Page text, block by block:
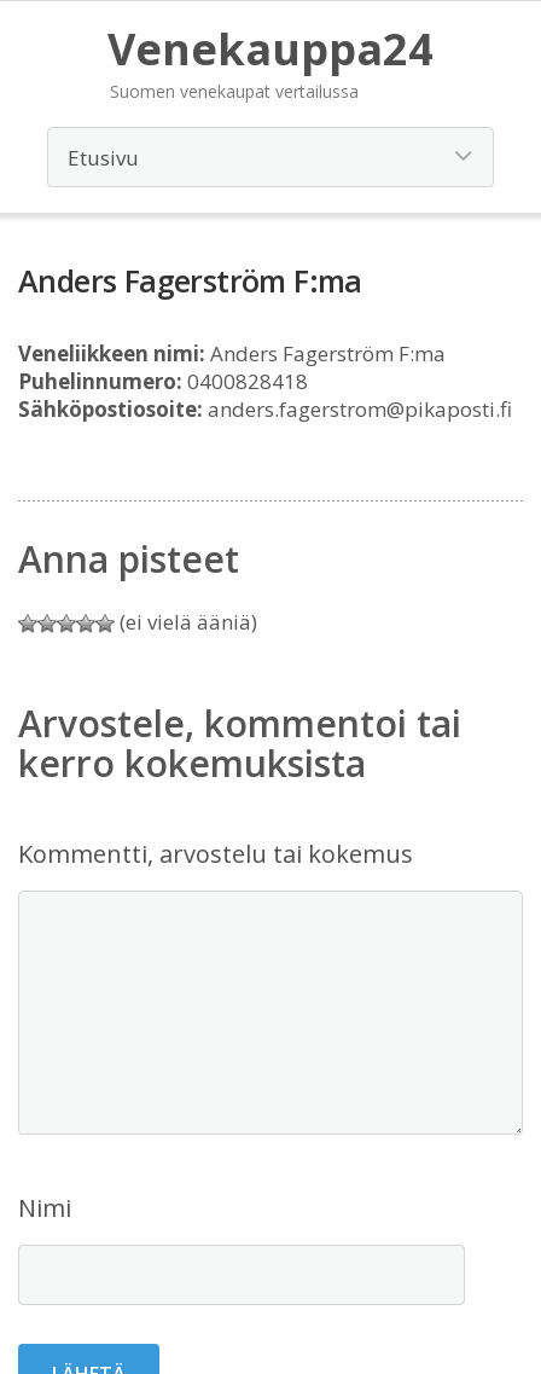
Venekauppa24
Suomen venekaupat vertailussa
Anders Fagerström F:ma
Veneliikkeen nimi: Anders Fagerström F:ma
Puhelinnumero: 0400828418
Sähköpostiosoite: anders.fagerstrom@pikaposti.fi
Anna pisteet
(ei vielä ääniä)
Arvostele, kommentoi tai
kerro kokemuksista
Kommentti, arvostelu tai kokemus
Nimi